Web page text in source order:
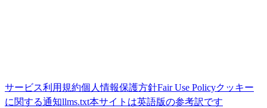
サービス利用規約個人情報保護方針Fair Use Policyクッキー
に関する通知llms.txt本サイトは英語版の参考訳です